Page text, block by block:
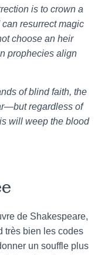
is to crown a
resurrect magic
choose an heir
prophecies align
of blind faith, the
regardless of
will weep the blood
de Shakespeare,
très bien les codes
un souffle plus